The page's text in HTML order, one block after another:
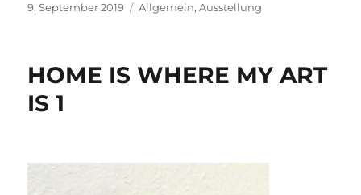
Veröffentlicht
9. September 2019 Kategorien
Allgemein,Ausstellung
HOME IS WHERE MY ART
IS 1